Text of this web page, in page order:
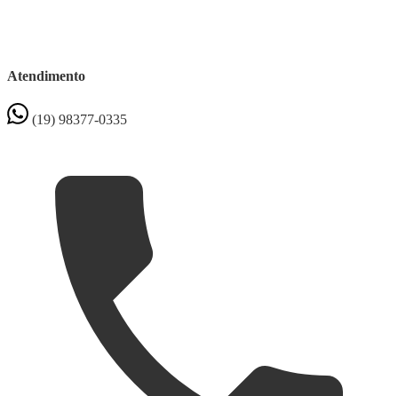
Atendimento
(19) 98377-0335